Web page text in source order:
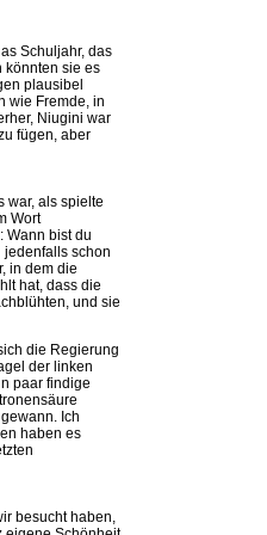
Schuljahr, das
könnten sie es
plausibel
wie Fremde, in
Niugini war
fügen, aber
war, als spielte
Wort
bist du
jedenfalls schon
in dem die
hat, dass die
und sie
die Regierung
der linken
paar findige
Ich
haben es
besucht haben,